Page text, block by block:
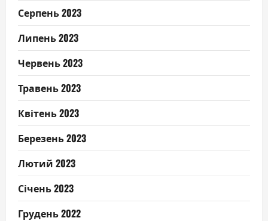
Серпень 2023
Липень 2023
Червень 2023
Травень 2023
Квітень 2023
Березень 2023
Лютий 2023
Січень 2023
Грудень 2022